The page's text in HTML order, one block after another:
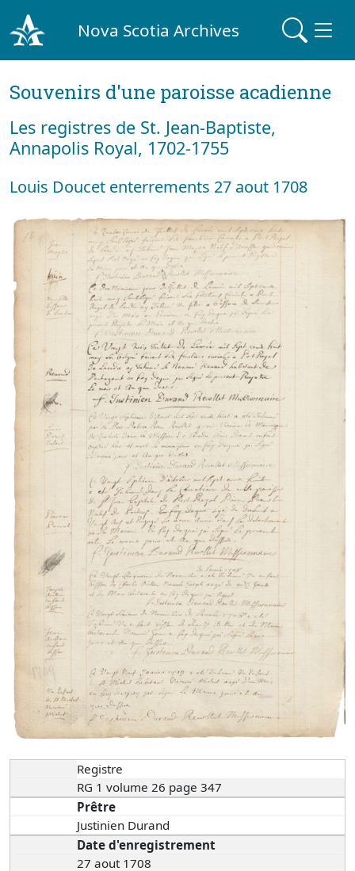
Nova Scotia Archives
Souvenirs d'une paroisse acadienne
Les registres de St. Jean-Baptiste,
Annapolis Royal, 1702-1755
Louis Doucet enterrements 27 aout 1708
Registre
RG 1 volume 26 page 347
Prêtre
Justinien Durand
Date d'enregistrement
27 aout 1708